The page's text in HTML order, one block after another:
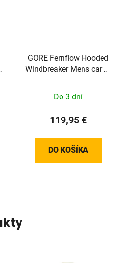
GORE Fernflow Hooded
Windbreaker Mens cargo
Do 3 dní
119,95 €
DO KOŠÍKA